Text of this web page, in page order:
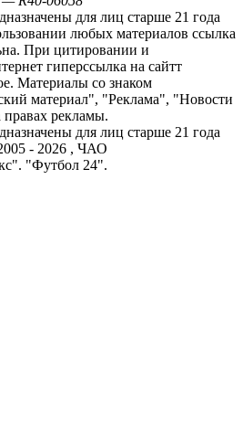
для лиц старше 21 года
любых материалов ссылка
При цитировании и
гиперссылка на сайтт
Материалы со знаком
материал", "Реклама", "Новости
рекламы.
для лиц старше 21 года
- 2026 , ЧАО
"Футбол 24".